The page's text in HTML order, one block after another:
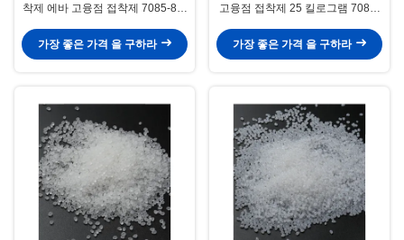
착제 에바 고융점 접착제 7085-85-
가장 좋은 가격 을 구하라
고융점 접착제 25 킬로그램 7085-
가장 좋은 가격 을 구하라